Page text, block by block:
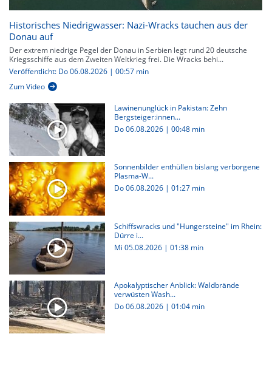
Historisches Niedrigwasser: Nazi-Wracks tauchen aus der
Donau auf
Der extrem niedrige Pegel der Donau in Serbien legt rund 20 deutsche
Kriegsschiffe aus dem Zweiten Weltkrieg frei. Die Wracks behi...
Veröffentlicht: Do 06.08.2026 | 00:57 min
Zum Video
Lawinenunglück in Pakistan: Zehn
Bergsteiger:innen...
Do 06.08.2026 | 00:48 min
Sonnenbilder enthüllen bislang verborgene
Plasma-W...
Do 06.08.2026 | 01:27 min
Schiffswracks und "Hungersteine" im Rhein:
Dürre i...
Mi 05.08.2026 | 01:38 min
Apokalyptischer Anblick: Waldbrände
verwüsten Wash...
Do 06.08.2026 | 01:04 min